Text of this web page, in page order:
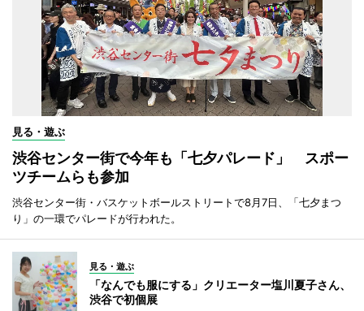
見る・遊ぶ
渋谷センター街で今年も「七夕パレード」 スポー
ツチームらも参加
渋谷センター街・バスケットボールストリートで8月7日、「七夕まつ
り」の一環でパレードが行われた。
見る・遊ぶ
「なんでも服にする」クリエーター塩川夏子さん、
渋谷で初個展